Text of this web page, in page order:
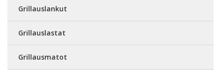
Grillauslankut
Grillauslastat
Grillausmatot